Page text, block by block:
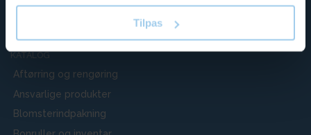
Tilpas
CVR 85572210
KATALOG
Aftørring og rengøring
Ansvarlige produkter
Blomsterindpakning